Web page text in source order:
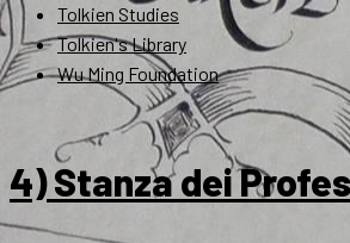
Tolkien Studies
Tolkien's Library
Wu Ming Foundation
4) Stanza dei